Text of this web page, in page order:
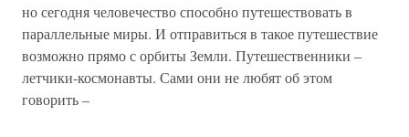
но сегодня человечество способно путешествовать в
параллельные миры. И отправиться в такое путешествие
возможно прямо с орбиты Земли. Путешественники –
летчики-космонавты. Сами они не любят об этом
говорить –